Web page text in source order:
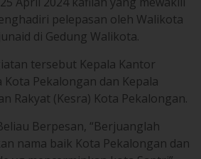
di Gedung Walikota.
tersebut Kepala Kantor
Rakyat (Kesra) Kota Pekalongan.
Berpesan, “Berjuanglah
yg mencerminkan kota Santri”